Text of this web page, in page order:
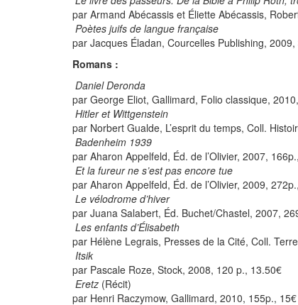
par Armand Abécassis et Éliette Abécassis,
Poètes juifs de langue française
par Jacques Éladan, Courcelles Publishing,
Romans :
Daniel Deronda
par George Eliot, Gallimard, Folio classique,
Hitler et Wittgenstein
par Norbert Gualde, L’esprit du temps, Coll.
Badenheim 1939
par Aharon Appelfeld, Éd. de l’Olivier, 2007,
Et la fureur ne s’est pas encore tue
par Aharon Appelfeld, Éd. de l’Olivier, 2009,
Le vélodrome d’hiver
par Juana Salabert, Éd. Buchet/Chastel, 2007,
Les enfants d’Élisabeth
par Hélène Legrais, Presses de la Cité, Coll.
Itsik
par Pascale Roze, Stock, 2008, 120 p., 13.50€
Eretz (Récit)
par Henri Raczymow, Gallimard, 2010, 155p., 15€